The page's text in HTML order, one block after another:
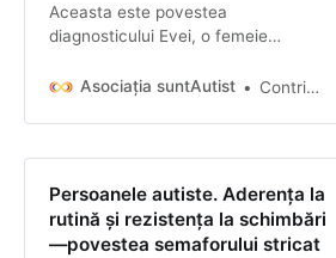
Aceasta este povestea
diagnosticului Evei, o femeie
de autism este o ultimă opțiune
patologizant și discriminatoriu.
revelație confuzantă la fel de mult
pe cât…
Asociația suntAutist Contributori autiști
Persoanele autiste. Aderența la
rutină și rezistența la schimbări
—povestea semaforului stricat